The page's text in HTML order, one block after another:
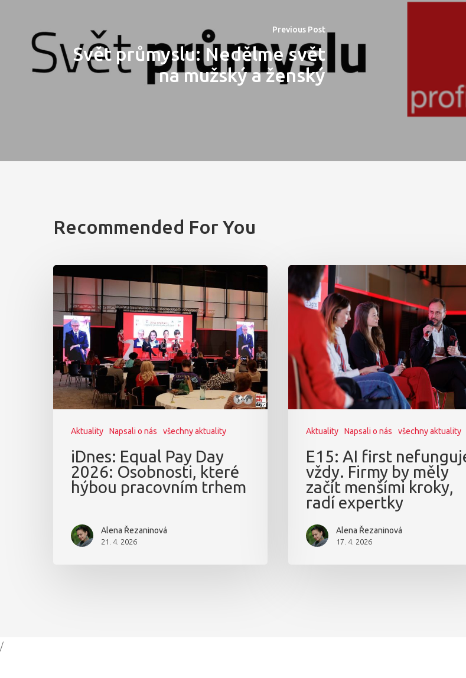
Previous Post
Svět průmyslu: Nedělme svět
na mužský a ženský
Recommended For You
Aktuality Napsali o nás všechny aktuality
iDnes: Equal Pay Day
2026: Osobnosti, které
hýbou pracovním trhem
Alena Řezaninová
21. 4. 2026
Aktuality Napsali o nás všechny aktuality
E15: AI first
vždy. Firmy by měly
začít menšími kroky,
radí expertky
Alena Řezaninová
17. 4. 2026
/